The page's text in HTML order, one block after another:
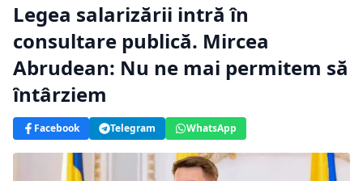
Legea salarizării intră în
consultare publică. Mircea
Abrudean: Nu ne mai permitem să
întârziem
Facebook Telegram WhatsApp